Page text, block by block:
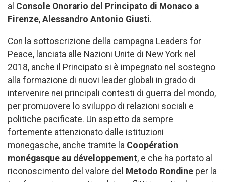
al Console Onorario del Principato di Monaco a
Firenze, Alessandro Antonio Giusti.
Con la sottoscrizione della campagna Leaders for
Peace, lanciata alle Nazioni Unite di New York nel
2018, anche il Principato si è impegnato nel sostegno
alla formazione di nuovi leader globali in grado di
intervenire nei principali contesti di guerra del mondo,
per promuovere lo sviluppo di relazioni sociali e
politiche pacificate. Un aspetto da sempre
fortemente attenzionato dalle istituzioni
monegasche, anche tramite la Coopération
monégasque au développement, e che ha portato al
riconoscimento del valore del Metodo Rondine per la